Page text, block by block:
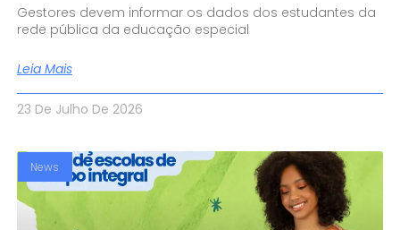
Gestores devem informar os dados dos estudantes da
rede pública da educação especial
Leia Mais
23 De Julho De 2026
News